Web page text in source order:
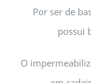
Por ser de
possui
O